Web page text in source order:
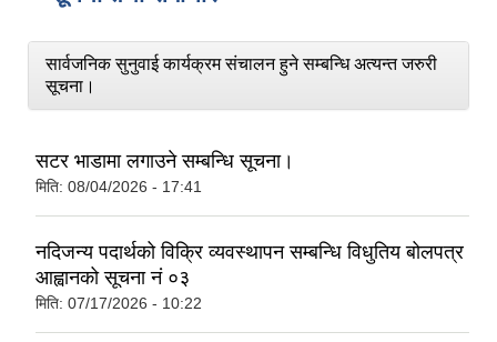
सार्वजनिक सुनुवाई कार्यक्रम संचालन हुने सम्बन्धि अत्यन्त जरुरी
सूचना।
सटर भाडामा लगाउने सम्बन्धि सूचना।
मिति: 08/04/2026 - 17:41
नदिजन्य पदार्थको विक्रि व्यवस्थापन सम्बन्धि विधुतिय बोलपत्र
आह्वानको सूचना नं ०३
मिति: 07/17/2026 - 10:22